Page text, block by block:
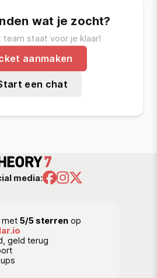
wat je zocht?
team staat voor je klaar!
aanmaken
een chat
media:
met 5/5 sterrenop
geld terug